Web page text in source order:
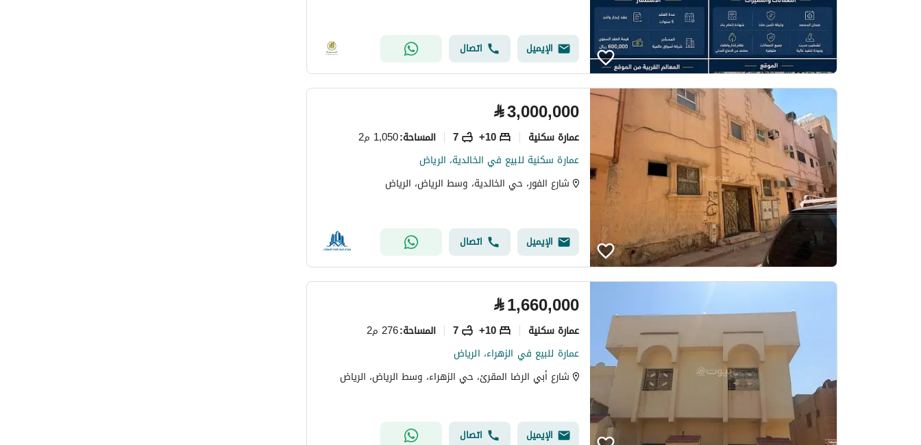
الإيميل اتصال
⃁3,000,000
عمارة سكنية 10+
7 المساحة:1,050 م2
عمارة سكنية للبيع في الخالدية، الرياض
شارع الفور، حي الخالدية، وسط الرياض، الرياض
الإيميل اتصال
⃁1,660,000
عمارة سكنية 10+
7 المساحة:276 م2
عمارة للبيع في الزهراء، الرياض
شارع أبي الرضا المقرئ، حي الزهراء، وسط الرياض، الرياض
الإيميل اتصال